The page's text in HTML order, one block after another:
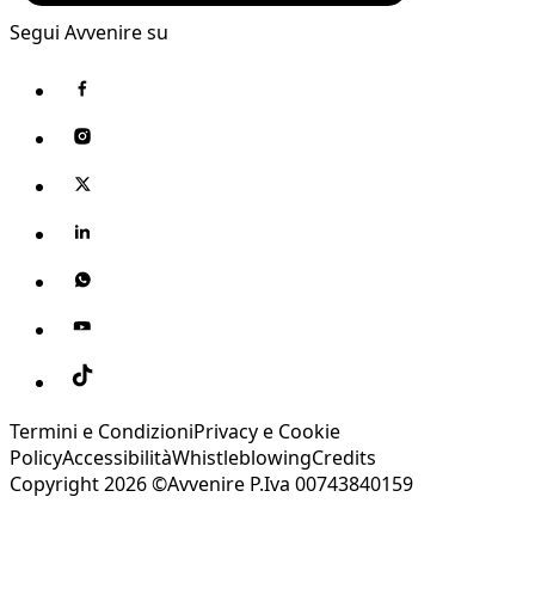
Segui Avvenire su
Termini e CondizioniPrivacy e Cookie
PolicyAccessibilitàWhistleblowingCredits
Copyright 2026 ©Avvenire P.Iva 00743840159